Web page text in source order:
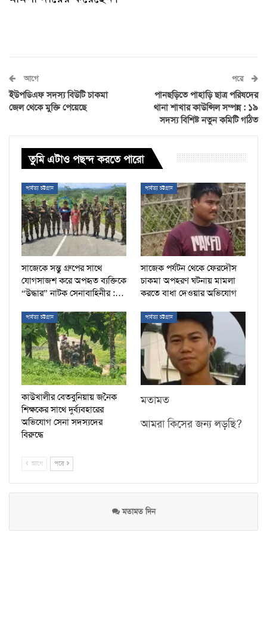
আগে
ইউপডিএফ সদস্য বিউটি চাকমা
জেল থেকে মুক্তি পেয়েছে
পরে
পানছড়িতে পাহাড়ি ছাত্র পরিষদের
থানা শাখার কাউন্সিল সম্পন্ন : ১৯
সদস্য বিশিষ্ট নতুন কমিটি গঠিত
তুমি এটাও পছন্দ করতে পারো
পার্বত্য চট্টগ্রাম
সাজেকে সন্তু গ্রুপের সাথে
যোগসাজশ করে অপহৃত ব্যক্তিকে
“উদ্ধার” নাটক সেনাবাহিনীর :…
পার্বত্য চট্টগ্রাম
সাজেক পর্যটন থেকে ফেরদৌস
চাকমা অপহরণ ঘটনায় মামলা
করতে বাধা দেওয়ার অভিযোগ
পার্বত্য চট্টগ্রাম
কাউখালীর বেতবুনিয়ায় জনৈক
শিক্ষকের সাথে দুর্ব্যবহারের
অভিযোগ সেনা সদস্যদের
বিরুদ্ধে
পার্বত্য চট্টগ্রাম
মতামত
আমরা কিসের জন্য লড়ছি?
আগে পরে
মতামত দিন